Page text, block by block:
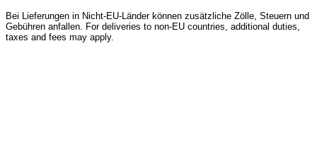
Bei Lieferungen in Nicht-EU-Länder können zusätzliche Zölle, Steuern und
Gebühren anfallen. For deliveries to non-EU countries, additional duties,
taxes and fees may apply.